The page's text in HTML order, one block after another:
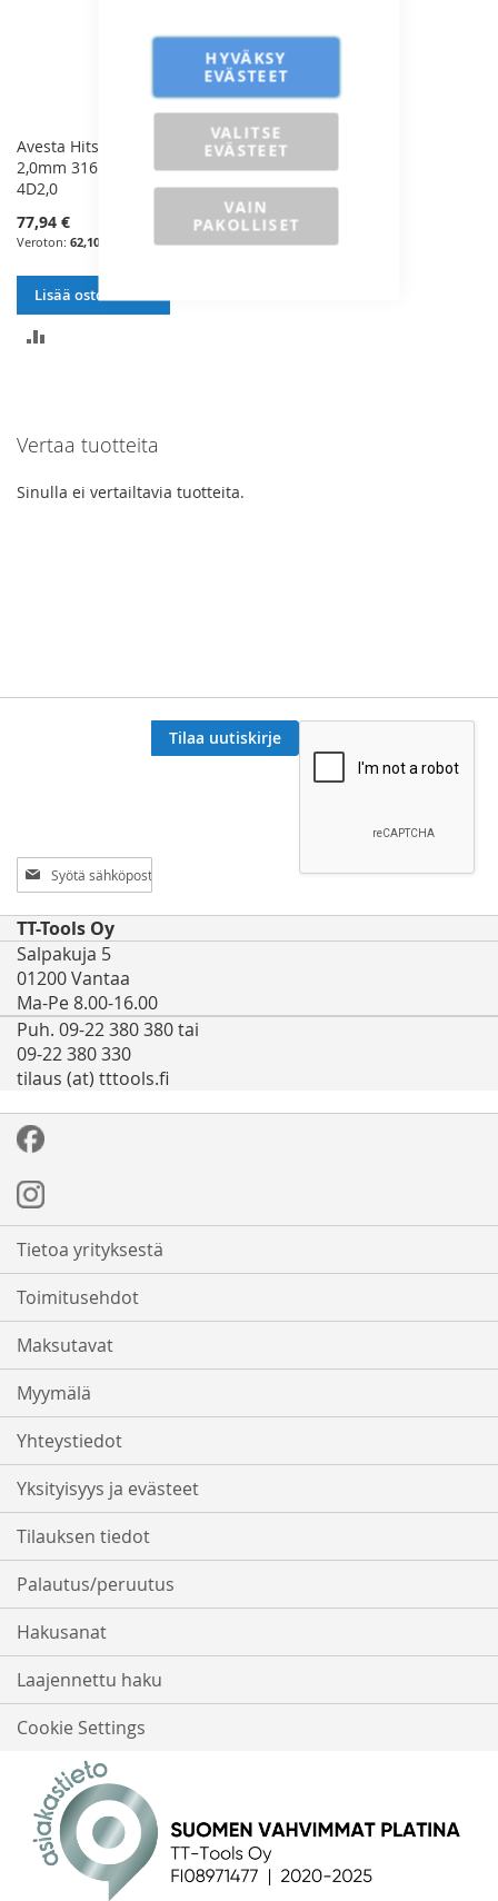
HYVÄKSY
EVÄSTEET
VALITSE
EVÄSTEET
VAIN
PAKOLLISET
Avesta Hitsauspuikko RST
2,0mm 316L 1,5kg - 316L/SKR-
4D2,0
77,94 €
62,10 €
Lisää ostoskoriin
Vertaa tuotteita
Sinulla ei vertailtavia tuotteita.
Tilaa
uutiskirjeemme:
Tilaa uutiskirje
TT-Tools Oy
Salpakuja 5
01200 Vantaa
Ma-Pe 8.00-16.00
Puh. 09-22 380 380 tai
09-22 380 330
tilaus (at) tttools.fi
Tietoa yrityksestä
Toimitusehdot
Maksutavat
Myymälä
Yhteystiedot
Yksityisyys ja evästeet
Tilauksen tiedot
Palautus/peruutus
Hakusanat
Laajennettu haku
Cookie Settings